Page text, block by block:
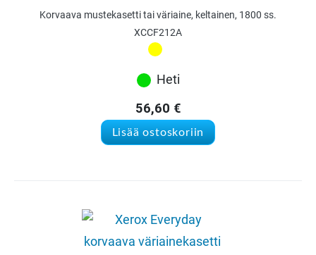
Korvaava mustekasetti tai väriaine, keltainen, 1800 ss.
XCCF212A
Heti
56,60 €
Lisää ostoskoriin